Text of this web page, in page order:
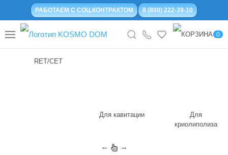
РАБОТАЕМ С СОЦ.КОНТРАКТОМ 8 (800) 222-39-10
0
RET/CET
Для кавитации
Для
криолиполиза
← →